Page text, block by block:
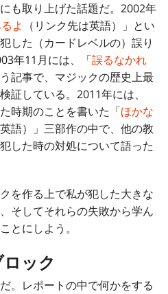
も取り上げた話題だ。2002年
よ （リンク先は英語）」とい
した（カードレベルの）誤り
年11月には、「誤るなかれ
記事で、マジックの歴史上最
証している。2011年には、
時期のことを書いた「ほかな
英語）」三部作の中で、他の教
した時の対処について語った
を作る上で私が犯した大きな
そしてそれらの失敗から学ん
とにしよう。
ロック
。レポートの中で何かをする